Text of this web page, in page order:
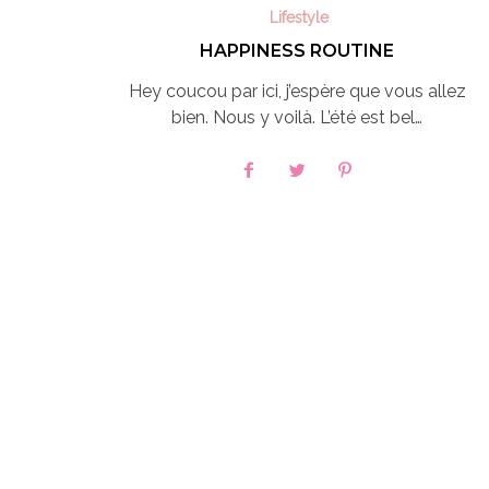
Lifestyle
HAPPINESS ROUTINE
Hey coucou par ici, j’espère que vous allez
bien. Nous y voilà. L’été est bel…